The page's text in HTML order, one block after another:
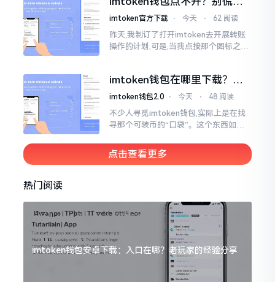
试试这几招
imtoken官方下载 ⋅ 今天 ⋅ 62 阅读
昨天,我制订了打开imtoken去开展转账
操作的计划,可是,当我点按那个图标之后,
imtoken钱包在哪里下载？老
手教你几招避坑
imtoken钱包2.0 ⋅ 今天 ⋅ 48 阅读
不少人寻觅imtoken钱包,实际上是在找
寻那个可装币的“口袋”。这个东西如今
坊、比特币以及各类链上的代币予以支
持。
点击查看更多
热门阅读
imtoken钱包安卓下载：入口在哪？老玩家的经验分享